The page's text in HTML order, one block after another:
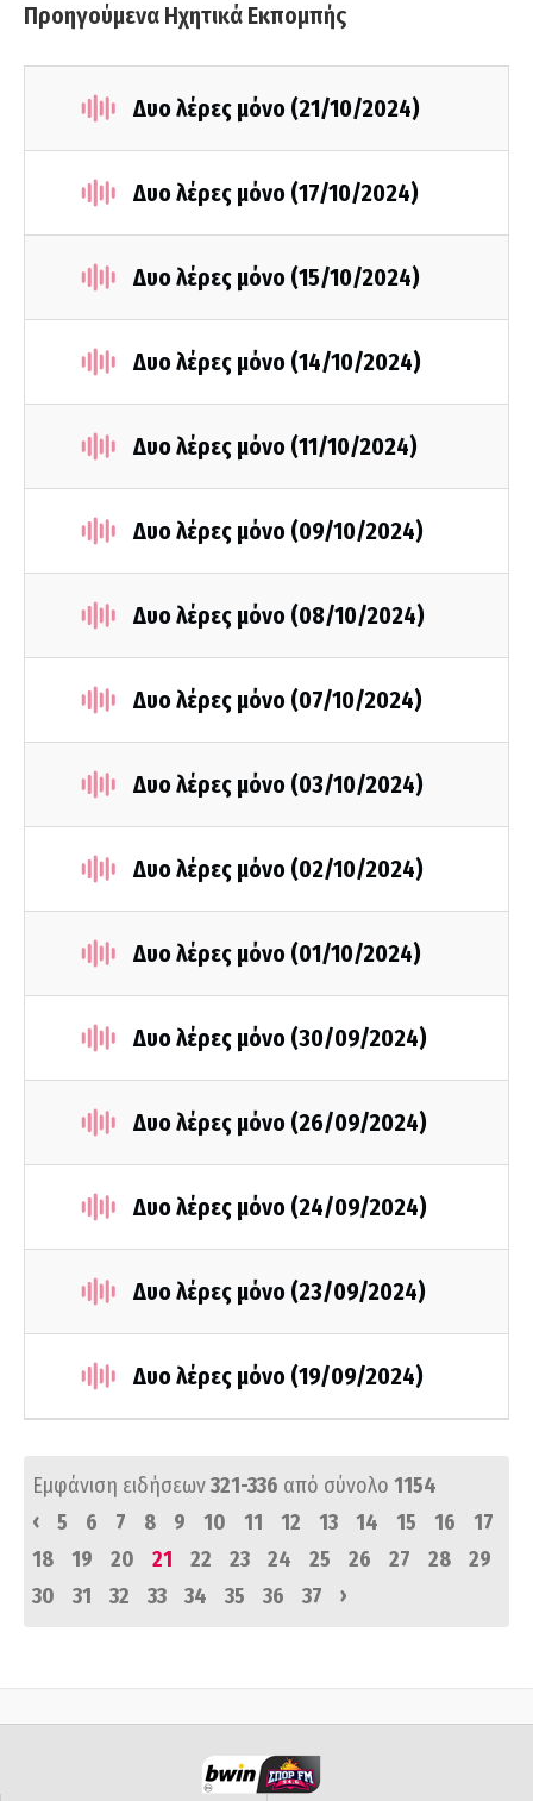
Προηγούμενα Ηχητικά Εκπομπής
Δυο λέρες μόνο (21/10/2024)
Δυο λέρες μόνο (17/10/2024)
Δυο λέρες μόνο (15/10/2024)
Δυο λέρες μόνο (14/10/2024)
Δυο λέρες μόνο (11/10/2024)
Δυο λέρες μόνο (09/10/2024)
Δυο λέρες μόνο (08/10/2024)
Δυο λέρες μόνο (07/10/2024)
Δυο λέρες μόνο (03/10/2024)
Δυο λέρες μόνο (02/10/2024)
Δυο λέρες μόνο (01/10/2024)
Δυο λέρες μόνο (30/09/2024)
Δυο λέρες μόνο (26/09/2024)
Δυο λέρες μόνο (24/09/2024)
Δυο λέρες μόνο (23/09/2024)
Δυο λέρες μόνο (19/09/2024)
Εμφάνιση ειδήσεων321-336 από σύνολο 1154
‹
5 6 7 8 9 10 11 12 13 14 15 16
17
18
19 20 21 22 23 24 25 26 27 28
29
30
31 32 33 34 35 36 37 ›